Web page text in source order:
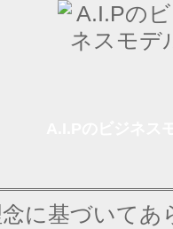
に基づいて